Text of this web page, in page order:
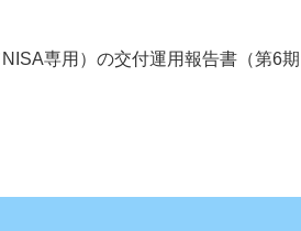
専用）の交付運用報告書（第6